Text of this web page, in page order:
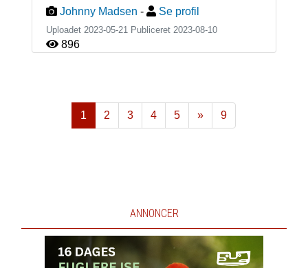
Johnny Madsen - Se profil
Uploadet 2023-05-21 Publiceret 2023-08-10
896
1 2 3 4 5
»
Næste
9
ANNONCER